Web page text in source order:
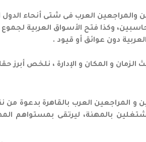
العرب فى شتى أنحاء الدول
وكذا فتح الأسواق العربية
دون عوائق أو قيود .
و المكان و الإدارة ، نلخص أبرز
للمحاسبين و المراجعين العرب
بالمهنة، ليرتقى بمستواهم